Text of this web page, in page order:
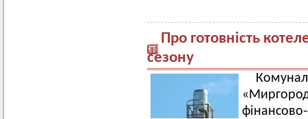
Про готовність
сезону